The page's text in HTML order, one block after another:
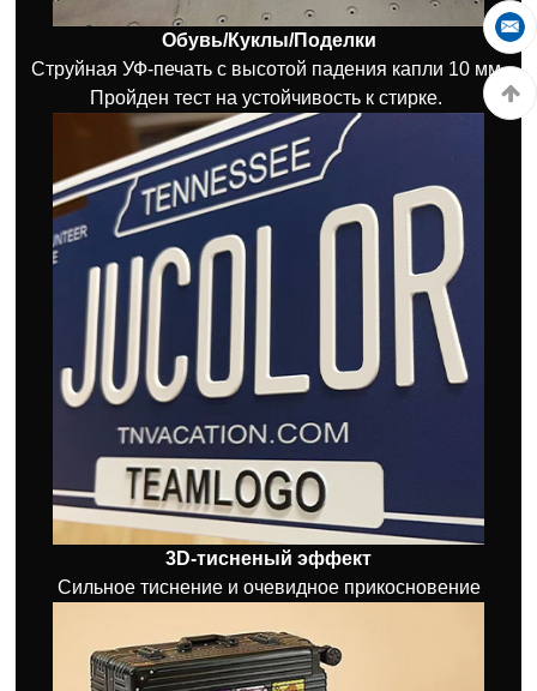
Обувь/Куклы/Поделки
Струйная УФ-печать с высотой падения капли 10 мм.
Пройден тест на устойчивость к стирке.
3D-тисненый эффект
Сильное тиснение и очевидное прикосновение